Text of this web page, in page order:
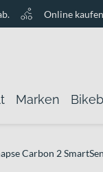
Online
Marken
Carbon 2